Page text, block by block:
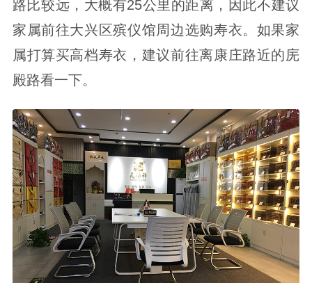
路比较远，大概有25公里的距离，因此不建议
家属前往大兴区殡仪馆周边选购寿衣。如果家
属打算买高档寿衣，建议前往离康庄路近的庑
殿路看一下。